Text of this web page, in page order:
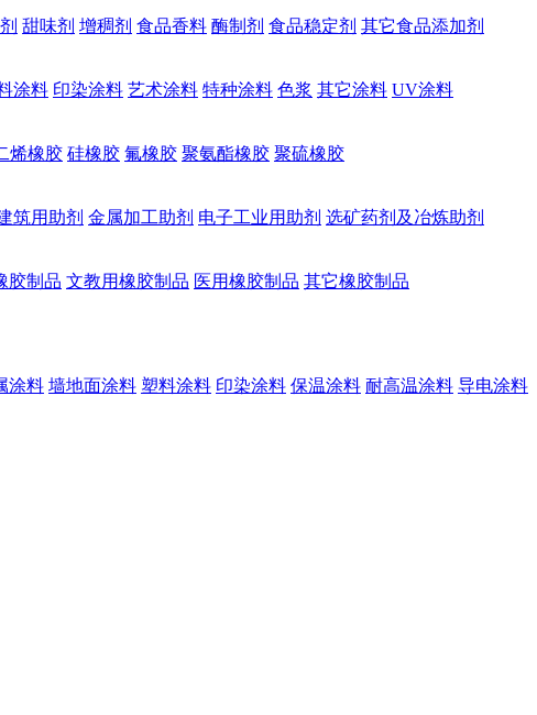
甜味剂 增稠剂 食品香料 酶制剂 食品稳定剂 其它食品添加剂
涂料 印染涂料 艺术涂料 特种涂料 色浆 其它涂料 UV涂料
烯橡胶 硅橡胶 氟橡胶 聚氨酯橡胶 聚硫橡胶
筑用助剂 金属加工助剂 电子工业用助剂 选矿药剂及冶炼助剂
胶制品 文教用橡胶制品 医用橡胶制品 其它橡胶制品
涂料 墙地面涂料 塑料涂料 印染涂料 保温涂料 耐高温涂料 导电涂料